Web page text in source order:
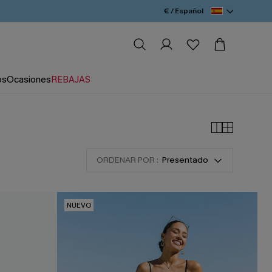
€ / Español
OcasionesREBAJAS
ORDENAR POR : Presentado
NUEVO